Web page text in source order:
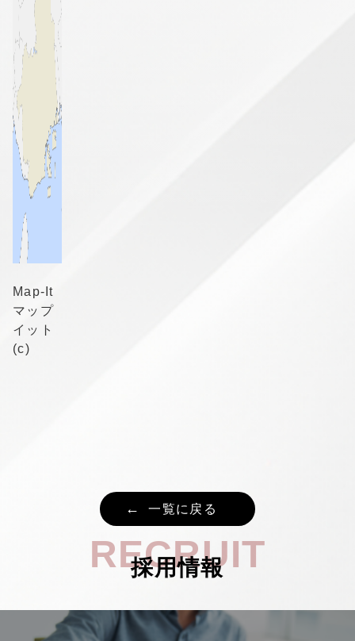
Map-It
マップ
イット
(c)
一覧に戻る
RECRUIT
採用情報